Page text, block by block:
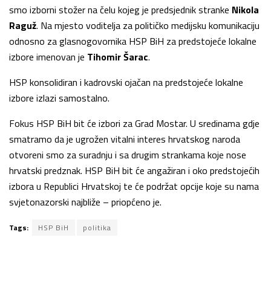
smo izborni stožer na čelu kojeg je predsjednik stranke Nikola
Raguž. Na mjesto voditelja za političko medijsku komunikaciju
odnosno za glasnogovornika HSP BiH za predstojeće lokalne
izbore imenovan je Tihomir Šarac.
HSP konsolidiran i kadrovski ojačan na predstojeće lokalne
izbore izlazi samostalno.
Fokus HSP BiH bit će izbori za Grad Mostar. U sredinama gdje
smatramo da je ugrožen vitalni interes hrvatskog naroda
otvoreni smo za suradnju i sa drugim strankama koje nose
hrvatski predznak. HSP BiH bit će angažiran i oko predstojećih
izbora u Republici Hrvatskoj te će podržat opcije koje su nama
svjetonazorski najbliže – priopćeno je.
Tags: HSP BiH politika